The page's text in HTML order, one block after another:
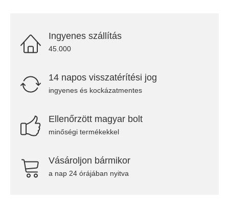
Ingyenes szállítás
45.000
14 napos visszatérítési jog
ingyenes és kockázatmentes
Ellenőrzött magyar bolt
minőségi termékekkel
Vásároljon bármikor
a nap 24 órájában nyitva